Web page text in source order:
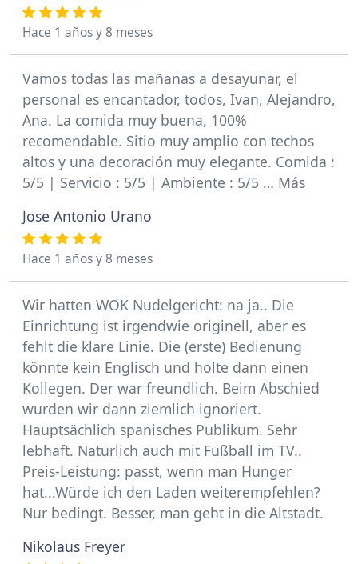
Hace 1 años y 8 meses
Vamos todas las mañanas a desayunar, el
personal es encantador, todos, Ivan, Alejandro,
Ana. La comida muy buena, 100%
recomendable. Sitio muy amplio con techos
altos y una decoración muy elegante. Comida :
5/5 | Servicio : 5/5 | Ambiente : 5/5 … Más
Jose Antonio Urano
Hace 1 años y 8 meses
Wir hatten WOK Nudelgericht: na ja.. Die
Einrichtung ist irgendwie originell, aber es
fehlt die klare Linie. Die (erste) Bedienung
könnte kein Englisch und holte dann einen
Kollegen. Der war freundlich. Beim Abschied
wurden wir dann ziemlich ignoriert.
Hauptsächlich spanisches Publikum. Sehr
lebhaft. Natürlich auch mit Fußball im TV..
Preis-Leistung: passt, wenn man Hunger
hat...Würde ich den Laden weiterempfehlen?
Nur bedingt. Besser, man geht in die Altstadt.
Nikolaus Freyer